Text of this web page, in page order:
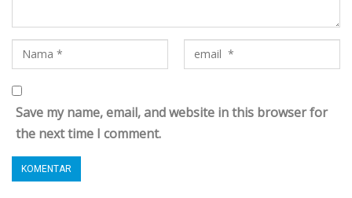
Save my name, email, and website in this browser for
the next time I comment.